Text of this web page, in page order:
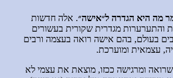
מה היא הגדרה ל״אישה״. אלה חדשות
והתערערות מגדרית שקורית בעשורים
בעולם, בהם אישה רואה בעצמה ורבים
עצמאית ומוערכת.
ומרגישה ככזו, מוצאת את עצמי לא